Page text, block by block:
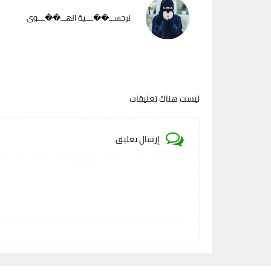
نرجســـ��ــــية الهـــ��ــــوى
ليست هناك تعليقات
إرسال تعليق